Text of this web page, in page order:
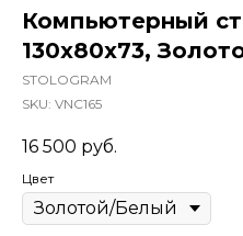
Компьютерный
130x80x73,
STOLOGRAM
SKU: VNC165
16 500 руб.
Цвет